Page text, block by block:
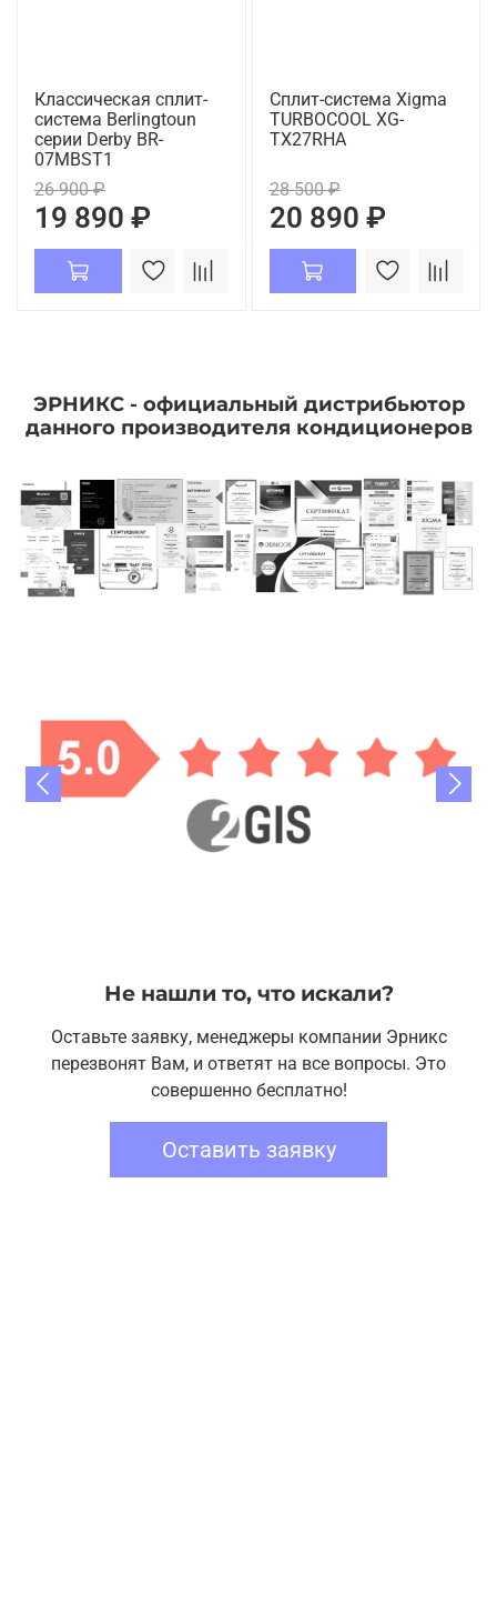
Классическая сплит-
система Berlingtoun
серии Derby BR-
07MBST1
26 900 ₽
19 890 ₽
Сплит-система Xigma
TURBOCOOL XG-
TX27RHA
28 500 ₽
20 890 ₽
ЭРНИКС - официальный дистрибьютор
данного производителя кондиционеров
Не нашли то, что искали?
Оставьте заявку, менеджеры компании Эрникс
перезвонят Вам, и ответят на все вопросы. Это
совершенно бесплатно!
Оставить заявку